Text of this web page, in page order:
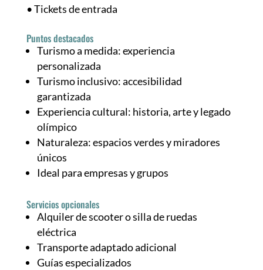
• Tickets de entrada
Puntos destacados
Turismo a medida: experiencia
personalizada
Turismo inclusivo: accesibilidad
garantizada
Experiencia cultural: historia, arte y legado
olímpico
Naturaleza: espacios verdes y miradores
únicos
Ideal para empresas y grupos
Servicios opcionales
Alquiler de scooter o silla de ruedas
eléctrica
Transporte adaptado adicional
Guías especializados